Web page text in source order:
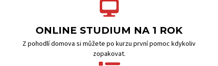
ONLINE STUDIUM NA 1 ROK
Z pohodlí domova si můžete po kurzu první pomoc kdykoliv
zopakovat.